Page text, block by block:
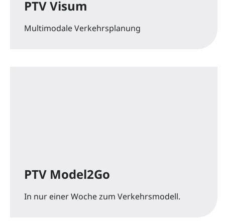
PTV Visum
Multimodale Verkehrsplanung
PTV Model2Go
In nur einer Woche zum Verkehrsmodell.